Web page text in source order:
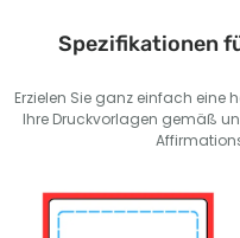
Spezifikationen
Erzielen Sie ganz einfach eine
Ihre Druckvorlagen gemäß